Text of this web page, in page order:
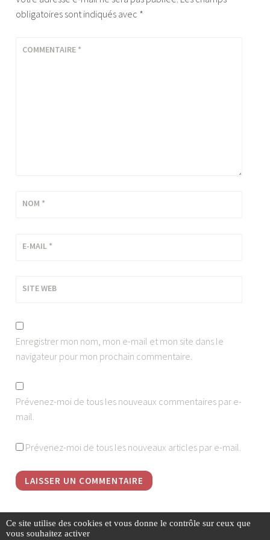
obligatoires sont indiqués avec *
COMMENTAIRE *
NOM *
E-MAIL *
SITE WEB
Enregistrer mon nom, mon e-mail et mon site dans le
navigateur pour mon prochain commentaire.
Prévenez-moi de tous les nouveaux commentaires par e-
mail.
Prévenez-moi de tous les nouveaux articles par e-mail.
Ce site utilise des cookies et vous donne le contrôle sur ceux que
vous souhaitez activer